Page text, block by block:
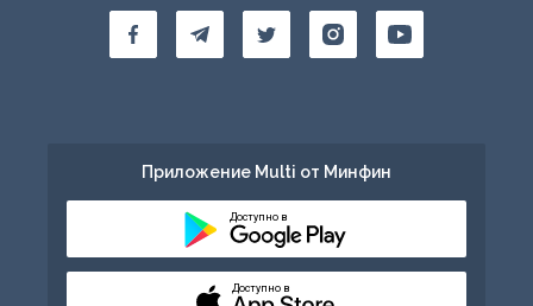
Приложение Multi от Минфин
Доступно в
Доступно в